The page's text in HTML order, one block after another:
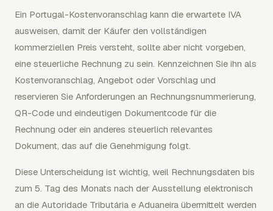
Ein Portugal-Kostenvoranschlag kann die erwartete IVA
ausweisen, damit der Käufer den vollständigen
kommerziellen Preis versteht, sollte aber nicht vorgeben,
eine steuerliche Rechnung zu sein. Kennzeichnen Sie ihn als
Kostenvoranschlag, Angebot oder Vorschlag und
reservieren Sie Anforderungen an Rechnungsnummerierung,
QR-Code und eindeutigen Dokumentcode für die
Rechnung oder ein anderes steuerlich relevantes
Dokument, das auf die Genehmigung folgt.
Diese Unterscheidung ist wichtig, weil Rechnungsdaten bis
zum 5. Tag des Monats nach der Ausstellung elektronisch
an die Autoridade Tributária e Aduaneira übermittelt werden